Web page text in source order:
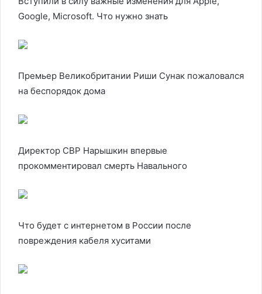
Google, Microsoft. Что нужно знать
Премьер Великобритании Риши Сунак пожаловался
на беспорядок дома
Директор СВР Нарышкин впервые
прокомментировал смерть Навального
Что будет с интернетом в России после
повреждения кабеля хуситами